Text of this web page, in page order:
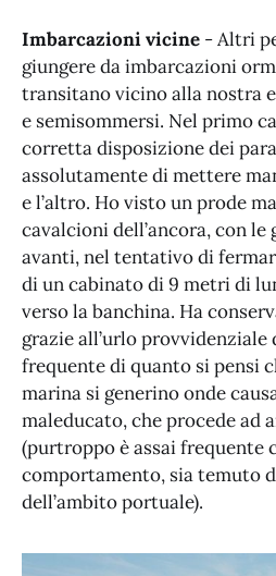
Imbarcazioni vicine - Altri
giungere da imbarcazioni
transitano vicino alla nostra
e semisommersi. Nel primo
corretta disposizione dei
assolutamente di mettere
e l’altro. Ho visto un prode
cavalcioni dell’ancora, con le
avanti, nel tentativo di
di un cabinato di 9 metri di
verso la banchina. Ha
grazie all’urlo provvidenziale
frequente di quanto si pensi
marina si generino onde
maleducato, che procede ad
(purtroppo è assai frequente
comportamento, sia temuto
dell’ambito portuale).